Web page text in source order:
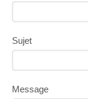
Sujet
Message